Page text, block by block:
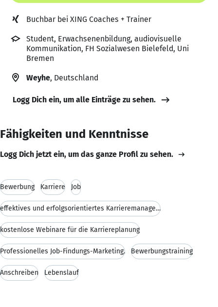
Buchbar bei XING Coaches + Trainer
Student, Erwachsenenbildung, audiovisuelle
Kommunikation, FH Sozialwesen Bielefeld, Uni
Bremen
Weyhe, Deutschland
Logg Dich ein, um alle Einträge zu sehen.
Fähigkeiten und Kenntnisse
Logg Dich jetzt ein, um das ganze Profil zu sehen.
Bewerbung Karriere Job
effektives und erfolgsorientiertes Karrieremanagem
kostenlose Webinare für die Karriereplanung
Professionelles Job-Findungs-Marketing. Bewerbungstraining
Anschreiben Lebenslauf